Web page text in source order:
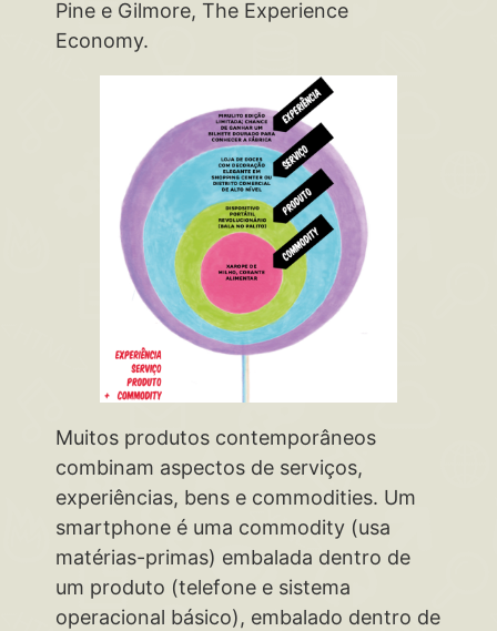
Pine e Gilmore, The Experience
Economy.
Muitos produtos contemporâneos
combinam aspectos de serviços,
experiências, bens e commodities. Um
smartphone é uma commodity (usa
matérias-primas) embalada dentro de
um produto (telefone e sistema
operacional básico), embalado dentro de